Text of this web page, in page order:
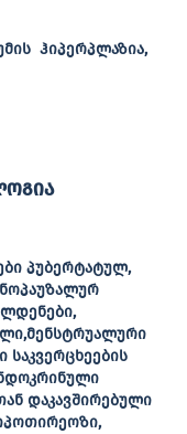
ჰიპერპლაზია,
პუბერტატულ,
დაკავშირებული